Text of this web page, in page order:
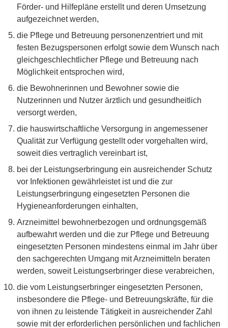
Förder- und Hilfepläne erstellt und deren Umsetzung
aufgezeichnet werden,
die Pflege und Betreuung personenzentriert und mit
festen Bezugspersonen erfolgt sowie dem Wunsch nach
gleichgeschlechtlicher Pflege und Betreuung nach
Möglichkeit entsprochen wird,
die Bewohnerinnen und Bewohner sowie die
Nutzerinnen und Nutzer ärztlich und gesundheitlich
versorgt werden,
die hauswirtschaftliche Versorgung in angemessener
Qualität zur Verfügung gestellt oder vorgehalten wird,
soweit dies vertraglich vereinbart ist,
bei der Leistungserbringung ein ausreichender Schutz
vor Infektionen gewährleistet ist und die zur
Leistungserbringung eingesetzten Personen die
Hygieneanforderungen einhalten,
Arzneimittel bewohnerbezogen und ordnungsgemäß
aufbewahrt werden und die zur Pflege und Betreuung
eingesetzten Personen mindestens einmal im Jahr über
den sachgerechten Umgang mit Arzneimitteln beraten
werden, soweit Leistungserbringer diese verabreichen,
die vom Leistungserbringer eingesetzten Personen,
insbesondere die Pflege- und Betreuungskräfte, für die
von ihnen zu leistende Tätigkeit in ausreichender Zahl
sowie mit der erforderlichen persönlichen und fachlichen